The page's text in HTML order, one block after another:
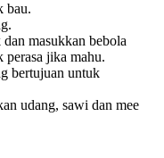
bau.
masukkan bebola
perasa jika mahu.
bertujuan untuk
udang, sawi dan mee